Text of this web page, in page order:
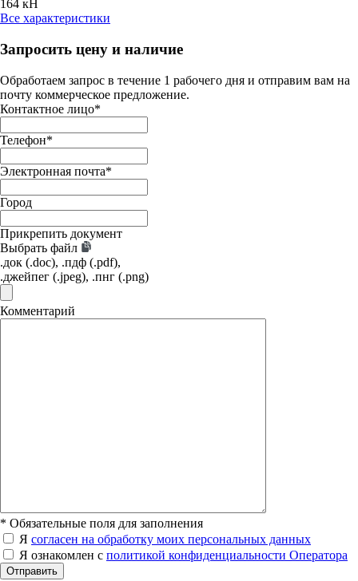
164 кН
Все характеристики
Запросить цену и наличие
Обработаем запрос в течение 1 рабочего дня и отправим вам на
почту коммерческое предложение.
Контактное лицо*
Телефон*
Электронная почта*
Город
Прикрепить документ
Выбрать файл
.док (.doc), .пдф (.pdf),
.джейпег (.jpeg), .пнг (.png)
Комментарий
* Обязательные поля для заполнения
Я согласен на обработку моих персональных данных
Я ознакомлен с политикой конфиденциальности Оператора
Отправить